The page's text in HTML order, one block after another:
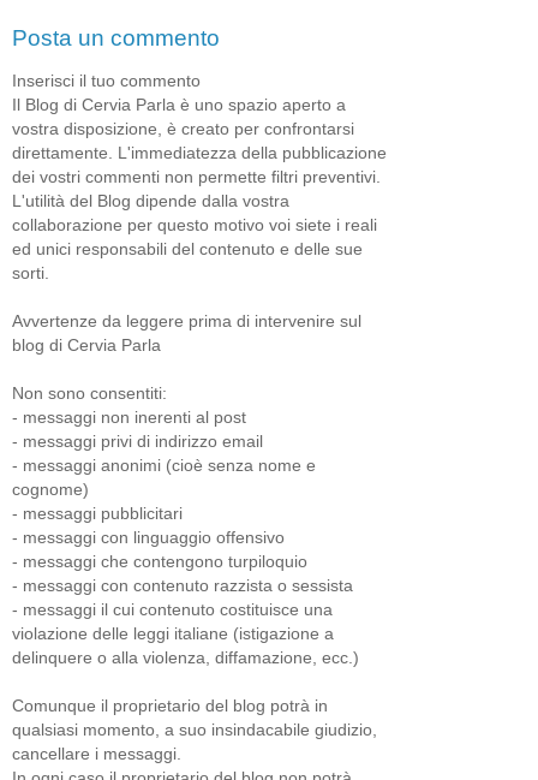
Posta un commento
Inserisci il tuo commento
Il Blog di Cervia Parla è uno spazio aperto a
vostra disposizione, è creato per confrontarsi
direttamente. L'immediatezza della pubblicazione
dei vostri commenti non permette filtri preventivi.
L'utilità del Blog dipende dalla vostra
collaborazione per questo motivo voi siete i reali
ed unici responsabili del contenuto e delle sue
sorti.
Avvertenze da leggere prima di intervenire sul
blog di Cervia Parla
Non sono consentiti:
- messaggi non inerenti al post
- messaggi privi di indirizzo email
- messaggi anonimi (cioè senza nome e
cognome)
- messaggi pubblicitari
- messaggi con linguaggio offensivo
- messaggi che contengono turpiloquio
- messaggi con contenuto razzista o sessista
- messaggi il cui contenuto costituisce una
violazione delle leggi italiane (istigazione a
delinquere o alla violenza, diffamazione, ecc.)
Comunque il proprietario del blog potrà in
qualsiasi momento, a suo insindacabile giudizio,
cancellare i messaggi.